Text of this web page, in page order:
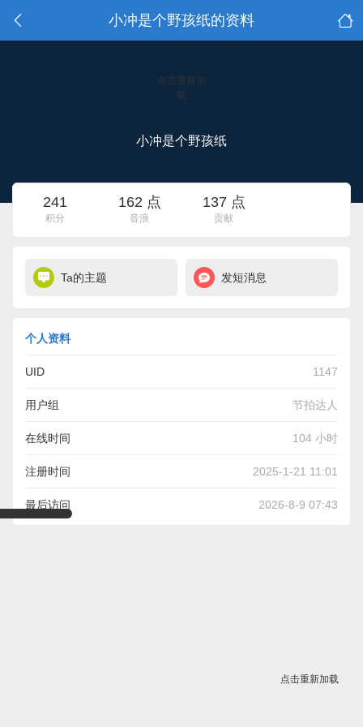
小冲是个野孩纸的资料
点击重新加
载
小冲是个野孩纸
241
积分
162 点
音浪
137 点
贡献
Ta的主题 发短消息
个人资料
UID 1147
用户组 节拍达人
在线时间 104 小时
注册时间 2025-1-21 11:01
最后访问 2026-8-9 07:43
点击重新加载